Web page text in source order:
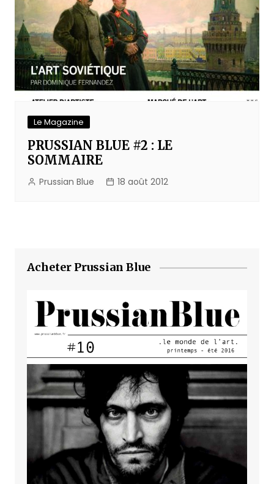
Le Magazine
PRUSSIAN BLUE #2 : LE
SOMMAIRE
Prussian Blue 18 août 2012
Acheter Prussian Blue